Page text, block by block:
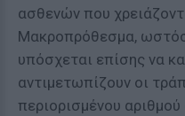
ασθενών που
Μακροπρόθεσμα,
υπόσχεται επίσης να
αντιμετωπίζουν οι
περιορισμένου